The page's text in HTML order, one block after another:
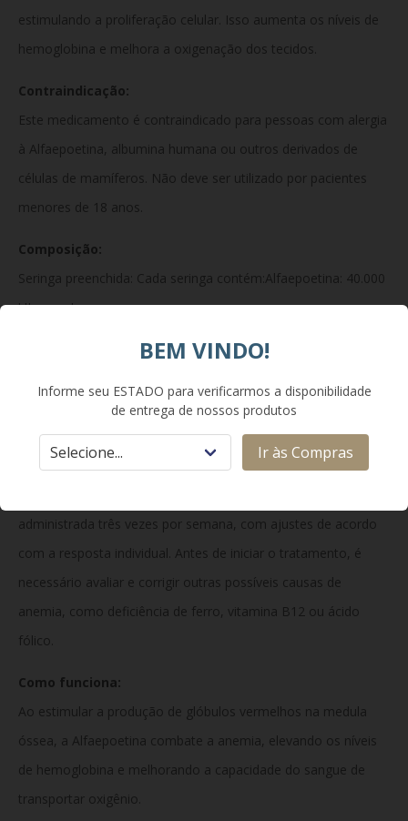
estimulando a proliferação celular. Isso aumenta os níveis de
hemoglobina e melhora a oxigenação dos tecidos.
Contraindicação:
Este medicamento é contraindicado para pessoas com alergia
à Alfaepoetina, albumina humana ou outros derivados de
células de mamíferos. Não deve ser utilizado por pacientes
menores de 18 anos.
Composição:
Seringa preenchida: Cada seringa contém:Alfaepoetina: 40.000
UI por mL.
A Alfaepoetina deve ser administrada conforme orientação
médica, podendo ser aplicada por via subcutânea ou
administrada três vezes por semana, com ajustes de acordo
com a resposta individual. Antes de iniciar o tratamento, é
necessário avaliar e corrigir outras possíveis causas de
anemia, como deficiência de ferro, vitamina B12 ou ácido
fólico.
Como funciona:
Ao estimular a produção de glóbulos vermelhos na medula
óssea, a Alfaepoetina combate a anemia, elevando os níveis
de hemoglobina e melhorando a capacidade do sangue de
transportar oxigênio.
BEM VINDO!
Informe seu ESTADO para verificarmos a disponibilidade
de entrega de nossos produtos
Ir às Compras